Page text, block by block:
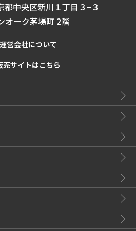
都中央区新川１丁目３−３
オーク茅場町 2階
運営会社について
売サイトはこちら